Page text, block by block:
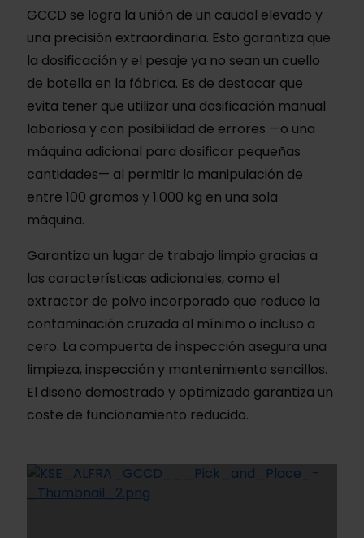
GCCD se logra la unión de un caudal elevado y
una precisión extraordinaria. Esto garantiza que
la dosificación y el pesaje ya no sean un cuello
de botella en la fábrica. Es de destacar que
evita tener que utilizar una dosificación manual
laboriosa y con posibilidad de errores —o una
máquina adicional para dosificar pequeñas
cantidades— al permitir la manipulación de
entre 100 gramos y 1.000 kg en una sola
máquina.
Garantiza un lugar de trabajo limpio gracias a
las características adicionales, como el
extractor de polvo incorporado que reduce la
contaminación cruzada al mínimo o incluso a
cero. La compuerta de inspección asegura una
limpieza, inspección y mantenimiento sencillos.
El diseño demostrado y optimizado garantiza un
coste de funcionamiento reducido.